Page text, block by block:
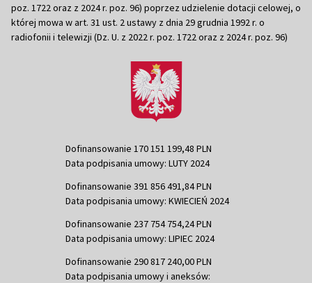
poz. 1722 oraz z 2024 r. poz. 96) poprzez udzielenie dotacji celowej, o
której mowa w art. 31 ust. 2 ustawy z dnia 29 grudnia 1992 r. o
radiofonii i telewizji (Dz. U. z 2022 r. poz. 1722 oraz z 2024 r. poz. 96)
Dofinansowanie 170 151 199,48 PLN
Data podpisania umowy: LUTY 2024
Dofinansowanie 391 856 491,84 PLN
Data podpisania umowy: KWIECIEŃ 2024
Dofinansowanie 237 754 754,24 PLN
Data podpisania umowy: LIPIEC 2024
Dofinansowanie 290 817 240,00 PLN
Data podpisania umowy i aneksów: